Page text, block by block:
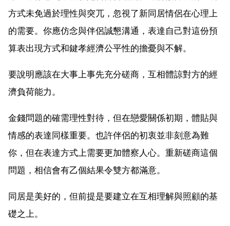
方式未免過於理性與突兀，忽視了新同居情侶在心理上
的需要。你應仿念與伴侶誠懇溝通，表達自己對這份預
算表出現方式和鍵孝經濟公平性的擔憂與不解。
要說明應該在大事上事先充分磋商，互相體諒對方的經
濟負荷能力。
金錢問題的確需理性對待，但在戀愛關係初期，體貼與
情感的表達同樣重要。也許伴侶的初衷並非刻意為難
你，但在表達方式上需要更加體察人心。重新磋商這個
問題，相信會有乙個結果令雙方都滿意。
同居是美好的，但前提是要建立在互相理解與照顧的基
礎之上。